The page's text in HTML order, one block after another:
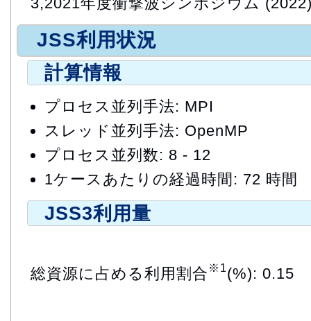
JSS利用状況
計算情報
プロセス並列手法: MPI
スレッド並列手法: OpenMP
プロセス並列数: 8 - 12
1ケースあたりの経過時間: 72 時間
JSS3利用量
総資源に占める利用割合 ※1(%): 0.15